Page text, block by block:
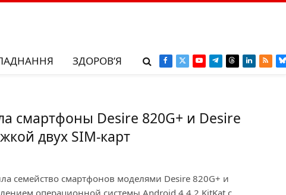
ЗДОРОВ’Я Facebook
X
YouTubeTelegram
ThreadsLinkedIn
RSS
смартфоны Desire 820G+ и Desire
двух SIM-карт
семейство смартфонов моделями Desire 820G+ и
операционной системы Android 4.4.2 KitKat с